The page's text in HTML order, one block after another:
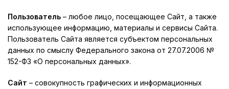
Пользователь – любое лицо, посещающее Сайт, а также
использующее информацию, материалы и сервисы Сайта.
Пользователь Сайта является субъектом персональных
данных по смыслу Федерального закона от 27.07.2006 №
152-ФЗ «О персональных данных».
Сайт – совокупность графических и информационных